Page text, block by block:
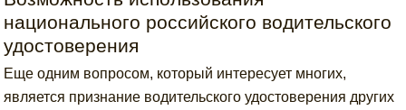
национального российского водительского
удостоверения
Еще одним вопросом, который интересует многих,
является признание водительского удостоверения других